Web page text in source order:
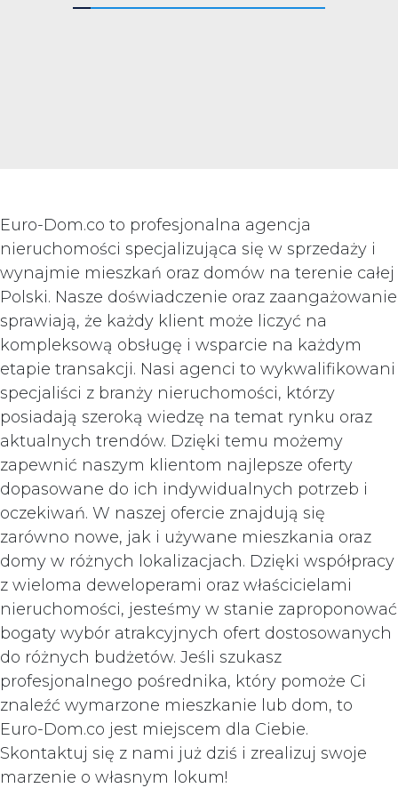
Euro-Dom.co to profesjonalna agencja
nieruchomości specjalizująca się w sprzedaży i
wynajmie mieszkań oraz domów na terenie całej
Polski. Nasze doświadczenie oraz zaangażowanie
sprawiają, że każdy klient może liczyć na
kompleksową obsługę i wsparcie na każdym
etapie transakcji. Nasi agenci to wykwalifikowani
specjaliści z branży nieruchomości, którzy
posiadają szeroką wiedzę na temat rynku oraz
aktualnych trendów. Dzięki temu możemy
zapewnić naszym klientom najlepsze oferty
dopasowane do ich indywidualnych potrzeb i
oczekiwań. W naszej ofercie znajdują się
zarówno nowe, jak i używane mieszkania oraz
domy w różnych lokalizacjach. Dzięki współpracy
z wieloma deweloperami oraz właścicielami
nieruchomości, jesteśmy w stanie zaproponować
bogaty wybór atrakcyjnych ofert dostosowanych
do różnych budżetów. Jeśli szukasz
profesjonalnego pośrednika, który pomoże Ci
znaleźć wymarzone mieszkanie lub dom, to
Euro-Dom.co jest miejscem dla Ciebie.
Skontaktuj się z nami już dziś i zrealizuj swoje
marzenie o własnym lokum!